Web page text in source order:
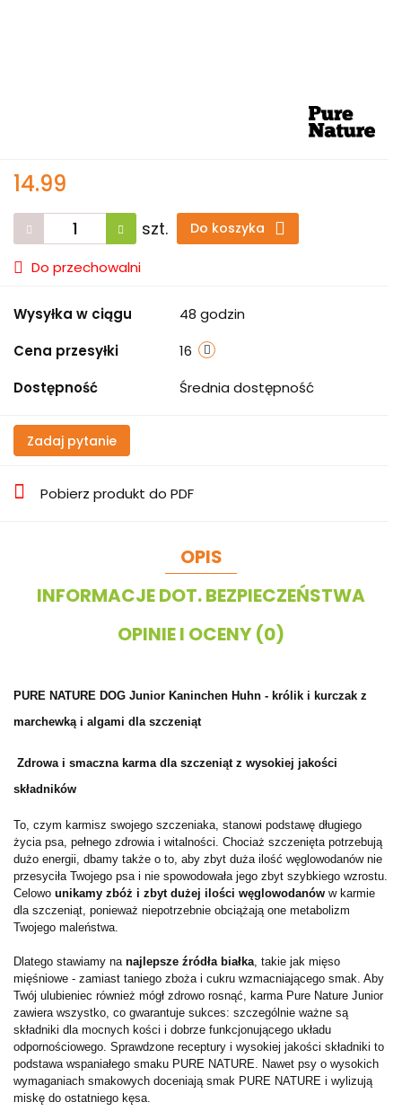
14.99
szt. Do koszyka
Do przechowalni
Wysyłka w ciągu
48 godzin
Cena przesyłki
16
Dostępność
Średnia dostępność
Zadaj pytanie
Pobierz produkt do PDF
OPIS
INFORMACJE DOT. BEZPIECZEŃSTWA
OPINIE I OCENY (0)
PURE NATURE DOG Junior Kaninchen Huhn - królik i kurczak z
marchewką i algami dla szczeniąt
Zdrowa i smaczna karma dla szczeniąt z wysokiej jakości
składników
To, czym karmisz swojego szczeniaka, stanowi podstawę długiego
życia psa, pełnego zdrowia i witalności. Chociaż szczenięta potrzebują
dużo energii, dbamy także o to, aby zbyt duża ilość węglowodanów nie
przesyciła Twojego psa i nie spowodowała jego zbyt szybkiego wzrostu.
Celowo unikamy zbóż i zbyt dużej ilości węglowodanów w karmie
dla szczeniąt, ponieważ niepotrzebnie obciążają one metabolizm
Twojego maleństwa.
Dlatego stawiamy na najlepsze źródła białka , takie jak mięso
mięśniowe - zamiast taniego zboża i cukru wzmacniającego smak. Aby
Twój ulubieniec również mógł zdrowo rosnąć, karma Pure Nature Junior
zawiera wszystko, co gwarantuje sukces: szczególnie ważne są
składniki dla mocnych kości i dobrze funkcjonującego układu
odpornościowego. Sprawdzone receptury i wysokiej jakości składniki to
podstawa wspaniałego smaku PURE NATURE. Nawet psy o wysokich
wymaganiach smakowych doceniają smak PURE NATURE i wylizują
miskę do ostatniego kęsa.